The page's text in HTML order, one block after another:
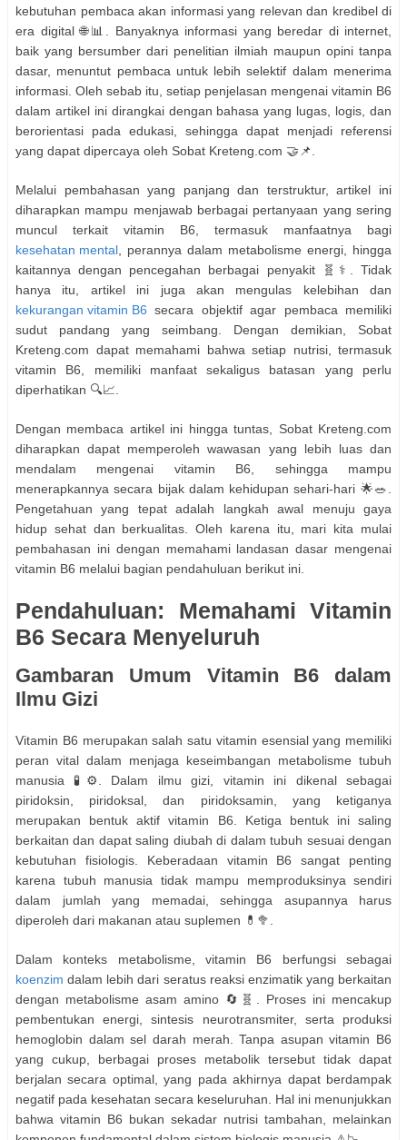
kebutuhan pembaca akan informasi yang relevan dan kredibel di
era digital 🌐📊. Banyaknya informasi yang beredar di internet,
baik yang bersumber dari penelitian ilmiah maupun opini tanpa
dasar, menuntut pembaca untuk lebih selektif dalam menerima
informasi. Oleh sebab itu, setiap penjelasan mengenai vitamin B6
dalam artikel ini dirangkai dengan bahasa yang lugas, logis, dan
berorientasi pada edukasi, sehingga dapat menjadi referensi
yang dapat dipercaya oleh Sobat Kreteng.com 🤝📌.
Melalui pembahasan yang panjang dan terstruktur, artikel ini
diharapkan mampu menjawab berbagai pertanyaan yang sering
muncul terkait vitamin B6, termasuk manfaatnya bagi
kesehatan mental , perannya dalam metabolisme energi, hingga
kaitannya dengan pencegahan berbagai penyakit 🧬⚕️. Tidak
hanya itu, artikel ini juga akan mengulas kelebihan dan
kekurangan vitamin B6 secara objektif agar pembaca memiliki
sudut pandang yang seimbang. Dengan demikian, Sobat
Kreteng.com dapat memahami bahwa setiap nutrisi, termasuk
vitamin B6, memiliki manfaat sekaligus batasan yang perlu
diperhatikan 🔍📈.
Dengan membaca artikel ini hingga tuntas, Sobat Kreteng.com
diharapkan dapat memperoleh wawasan yang lebih luas dan
mendalam mengenai vitamin B6, sehingga mampu
menerapkannya secara bijak dalam kehidupan sehari-hari 🌟🥗.
Pengetahuan yang tepat adalah langkah awal menuju gaya
hidup sehat dan berkualitas. Oleh karena itu, mari kita mulai
pembahasan ini dengan memahami landasan dasar mengenai
vitamin B6 melalui bagian pendahuluan berikut ini.
Pendahuluan: Memahami Vitamin
B6 Secara Menyeluruh
Gambaran Umum Vitamin B6 dalam
Ilmu Gizi
Vitamin B6 merupakan salah satu vitamin esensial yang memiliki
peran vital dalam menjaga keseimbangan metabolisme tubuh
manusia 🧪⚙️. Dalam ilmu gizi, vitamin ini dikenal sebagai
piridoksin, piridoksal, dan piridoksamin, yang ketiganya
merupakan bentuk aktif vitamin B6. Ketiga bentuk ini saling
berkaitan dan dapat saling diubah di dalam tubuh sesuai dengan
kebutuhan fisiologis. Keberadaan vitamin B6 sangat penting
karena tubuh manusia tidak mampu memproduksinya sendiri
dalam jumlah yang memadai, sehingga asupannya harus
diperoleh dari makanan atau suplemen 💊🥦.
Dalam konteks metabolisme, vitamin B6 berfungsi sebagai
koenzim dalam lebih dari seratus reaksi enzimatik yang berkaitan
dengan metabolisme asam amino 🔄🧬. Proses ini mencakup
pembentukan energi, sintesis neurotransmiter, serta produksi
hemoglobin dalam sel darah merah. Tanpa asupan vitamin B6
yang cukup, berbagai proses metabolik tersebut tidak dapat
berjalan secara optimal, yang pada akhirnya dapat berdampak
negatif pada kesehatan secara keseluruhan. Hal ini menunjukkan
bahwa vitamin B6 bukan sekadar nutrisi tambahan, melainkan